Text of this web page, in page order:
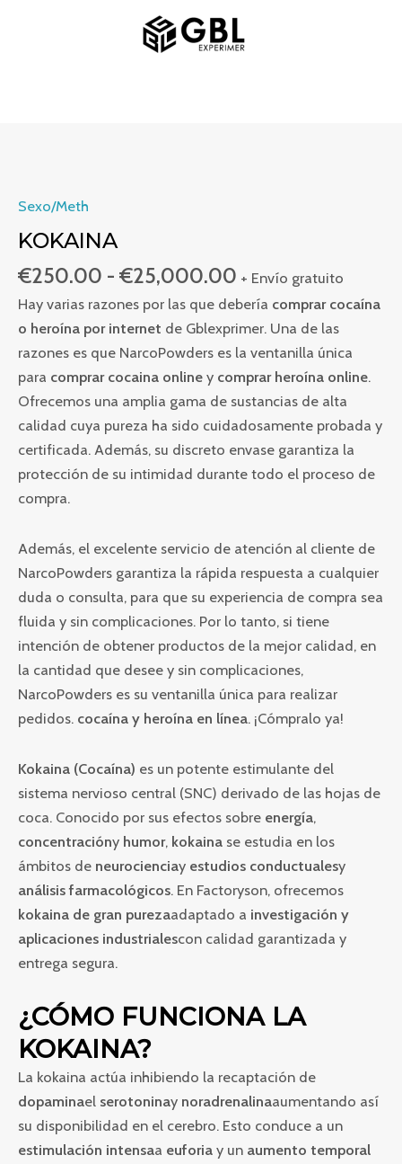
MENÚ
PRINCIPAL
Sexo/Meth
KOKAINA
€250.00 - €25,000.00 hasta
€25,000.00
+ Envío gratuito
Hay varias razones por las que debería comprar cocaína
o heroína por internet de Gblexprimer. Una de las
razones es que NarcoPowders es la ventanilla única
para comprar cocaina online y comprar heroína online.
Ofrecemos una amplia gama de sustancias de alta
calidad cuya pureza ha sido cuidadosamente probada y
certificada. Además, su discreto envase garantiza la
protección de su intimidad durante todo el proceso de
compra.
Además, el excelente servicio de atención al cliente de
NarcoPowders garantiza la rápida respuesta a cualquier
duda o consulta, para que su experiencia de compra sea
fluida y sin complicaciones. Por lo tanto, si tiene
intención de obtener productos de la mejor calidad, en
la cantidad que desee y sin complicaciones,
NarcoPowders es su ventanilla única para realizar
pedidos. cocaína y heroína en línea. ¡Cómpralo ya!
Kokaina (Cocaína) es un potente estimulante del
sistema nervioso central (SNC) derivado de las hojas de
coca. Conocido por sus efectos sobre energía,
concentracióny humor, kokaina se estudia en los
ámbitos de neurocienciay estudios conductualesy
análisis farmacológicos. En Factoryson, ofrecemos
kokaina de gran purezaadaptado a investigación y
aplicaciones industrialescon calidad garantizada y
entrega segura.
¿CÓMO FUNCIONA LA
KOKAINA?
La kokaina actúa inhibiendo la recaptación de
dopaminael serotoninay noradrenalinaaumentando así
su disponibilidad en el cerebro. Esto conduce a un
estimulación intensaa euforia y un aumento temporal